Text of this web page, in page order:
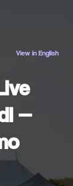
View in English
—